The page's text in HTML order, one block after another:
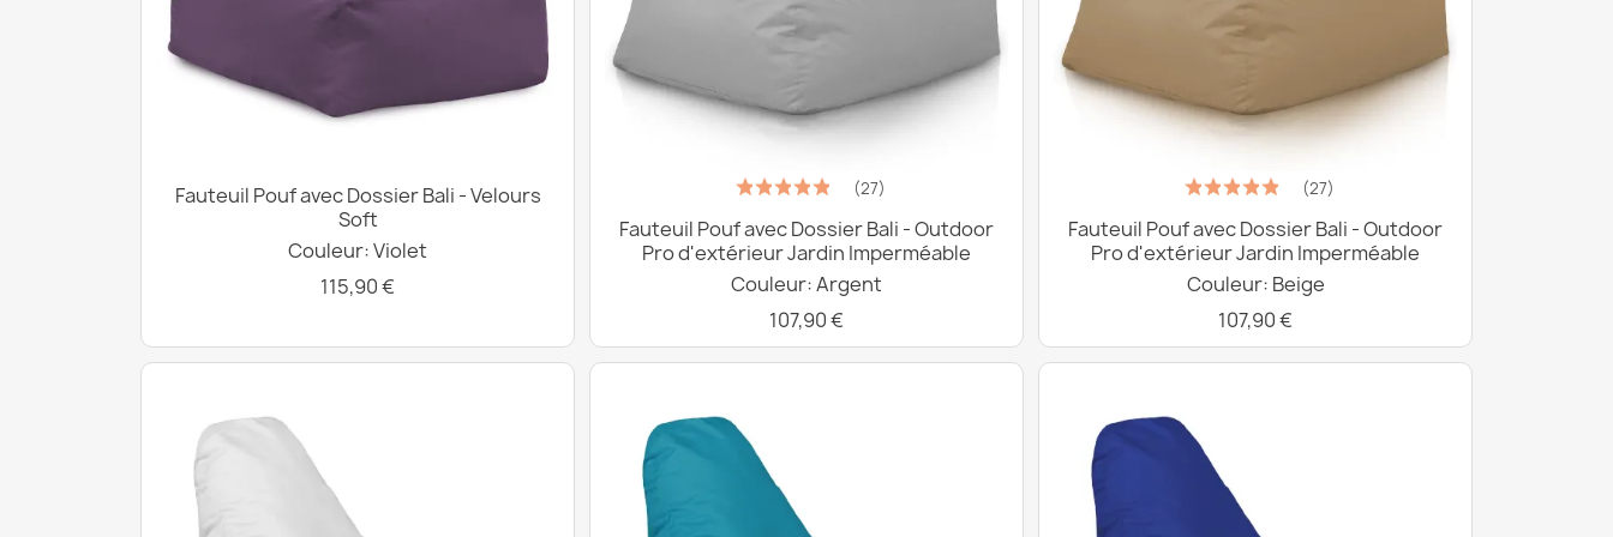
Fauteuil Pouf avec Dossier Bali - Velours
Soft
Couleur: Violet
115,90 €
(27)
Fauteuil Pouf avec Dossier Bali - Outdoor
Pro d'extérieur Jardin Imperméable
Couleur: Argent
107,90 €
(27)
Fauteuil Pouf avec Dossier Bali - Outdoor
Pro d'extérieur Jardin Imperméable
Couleur: Beige
107,90 €